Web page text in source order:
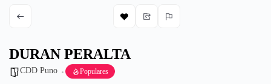
DURAN PERALTA
CDD Puno Populares